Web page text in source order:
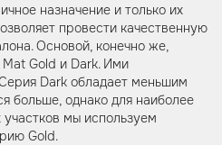
назначение и только их
провести качественную
Основой, конечно же,
Gold и Dark. Ими
Dark обладает меньшим
больше, однако для наиболее
мы используем
Gold.